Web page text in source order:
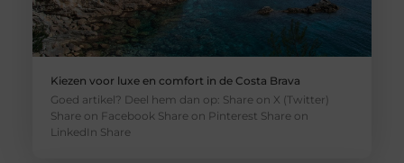
Kiezen voor luxe en comfort in de Costa Brava
Goed artikel? Deel hem dan op: Share on X (Twitter)
Share on Facebook Share on Pinterest Share on
LinkedIn Share